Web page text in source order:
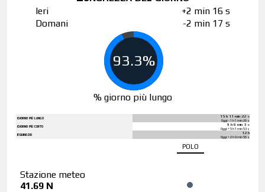
Ieri
+2 min 16 s
Domani
-2 min 17 s
93.3%
% giorno più lungo
Giorno più lungo 15 h 11 min 22 s
Oggi: - 1 h 1 min 26 s
Giorno più corto 9 h 8 min 3 s
Oggi: + 5 h 1 min 53 s
Equinozio 12 h
Oggi: + 2 h 9 min 56 s
Stazione meteo
41.69 N
polo